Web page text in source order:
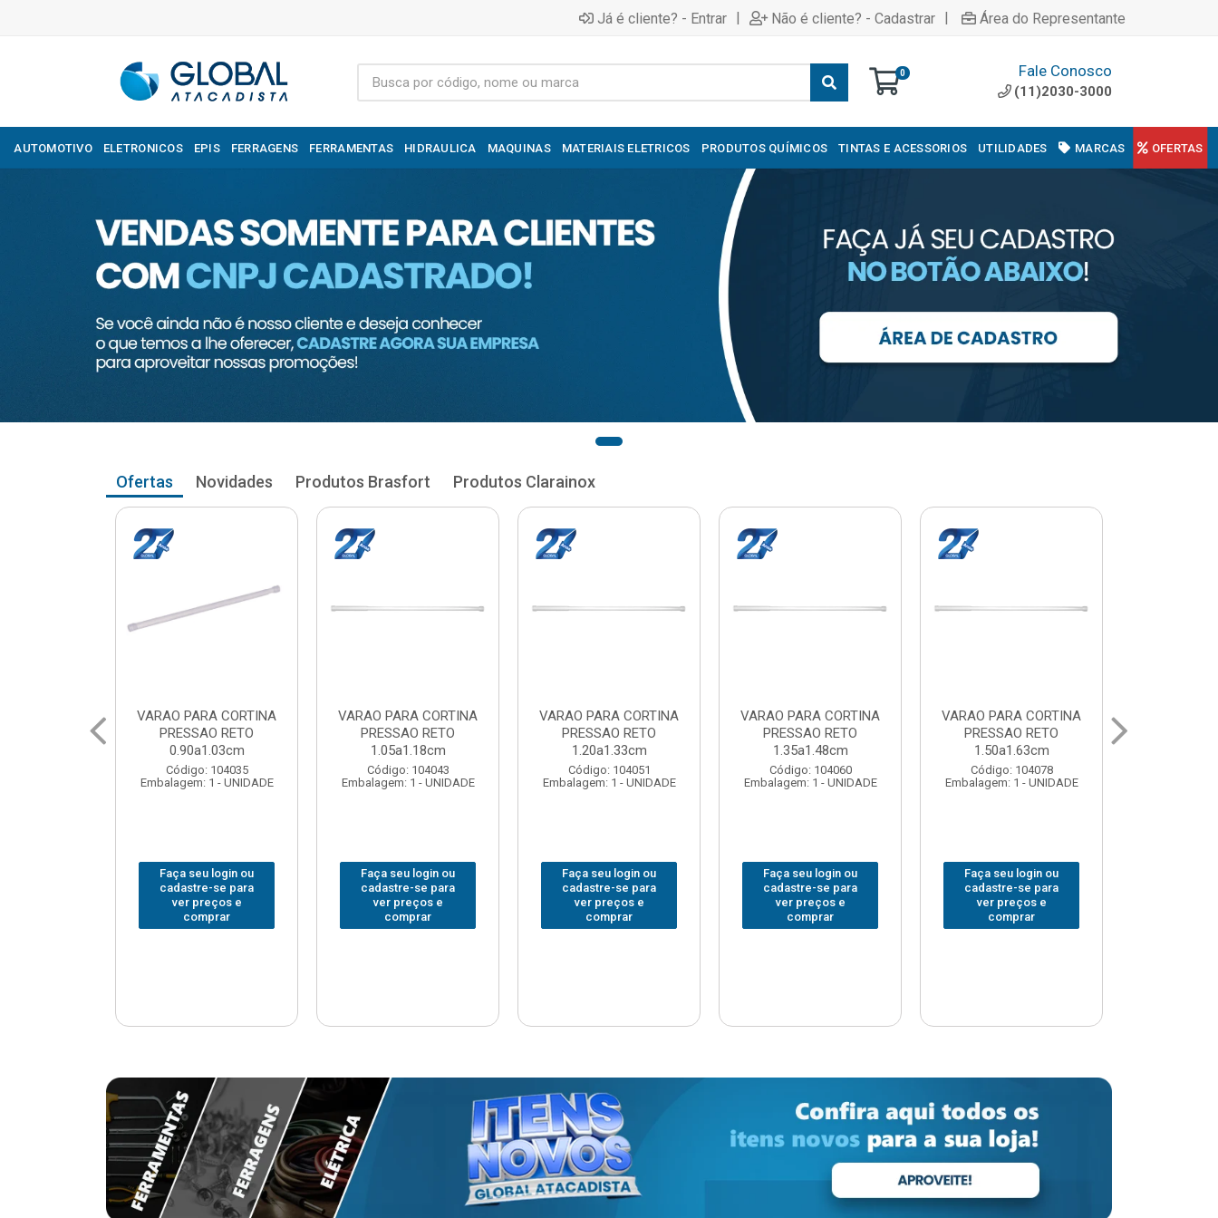
Já é cliente? - Entrar | Não é cliente? - Cadastrar | Área do Representante
0 Fale Conosco
(11)2030-3000
AUTOMOTIVO ELETRONICOS EPIS FERRAGENS FERRAMENTAS HIDRAULICA MAQUINAS MATERIAIS ELETRICOS PRODUTOS QUÍMICOS TINTAS E ACESSORIOS UTILIDADES MARCAS OFERTAS
Ofertas Novidades Produtos Brasfort Produtos Clarainox
VARAO PARA CORTINA
PRESSAO RETO
1.05a1.18cm
Código: 104043
Embalagem: 1 - UNIDADE
Faça seu login ou
cadastre-se para
ver preços e
comprar
VARAO PARA CORTINA
PRESSAO RETO
1.20a1.33cm
Código: 104051
Embalagem: 1 - UNIDADE
Faça seu login ou
cadastre-se para
ver preços e
comprar
VARAO PARA CORTINA
PRESSAO RETO
1.35a1.48cm
Código: 104060
Embalagem: 1 - UNIDADE
Faça seu login ou
cadastre-se para
ver preços e
comprar
VARAO PARA CORTINA
PRESSAO RETO
1.50a1.63cm
Código: 104078
Embalagem: 1 - UNIDADE
Faça seu login ou
cadastre-se para
ver preços e
comprar
VARAL PARA TETO
MAXEB ACO 1.40m
Código: 104086
Embalagem: 1 - UNIDADE
Faça seu login ou
cadastre-se para
ver preços e
comprar